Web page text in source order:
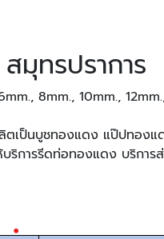
มุทรปราการ
8mm., 10mm.,
เป็นบูชทองแดง แป๊ปทองแ
ริการรีดท่อทองแดง บริการ